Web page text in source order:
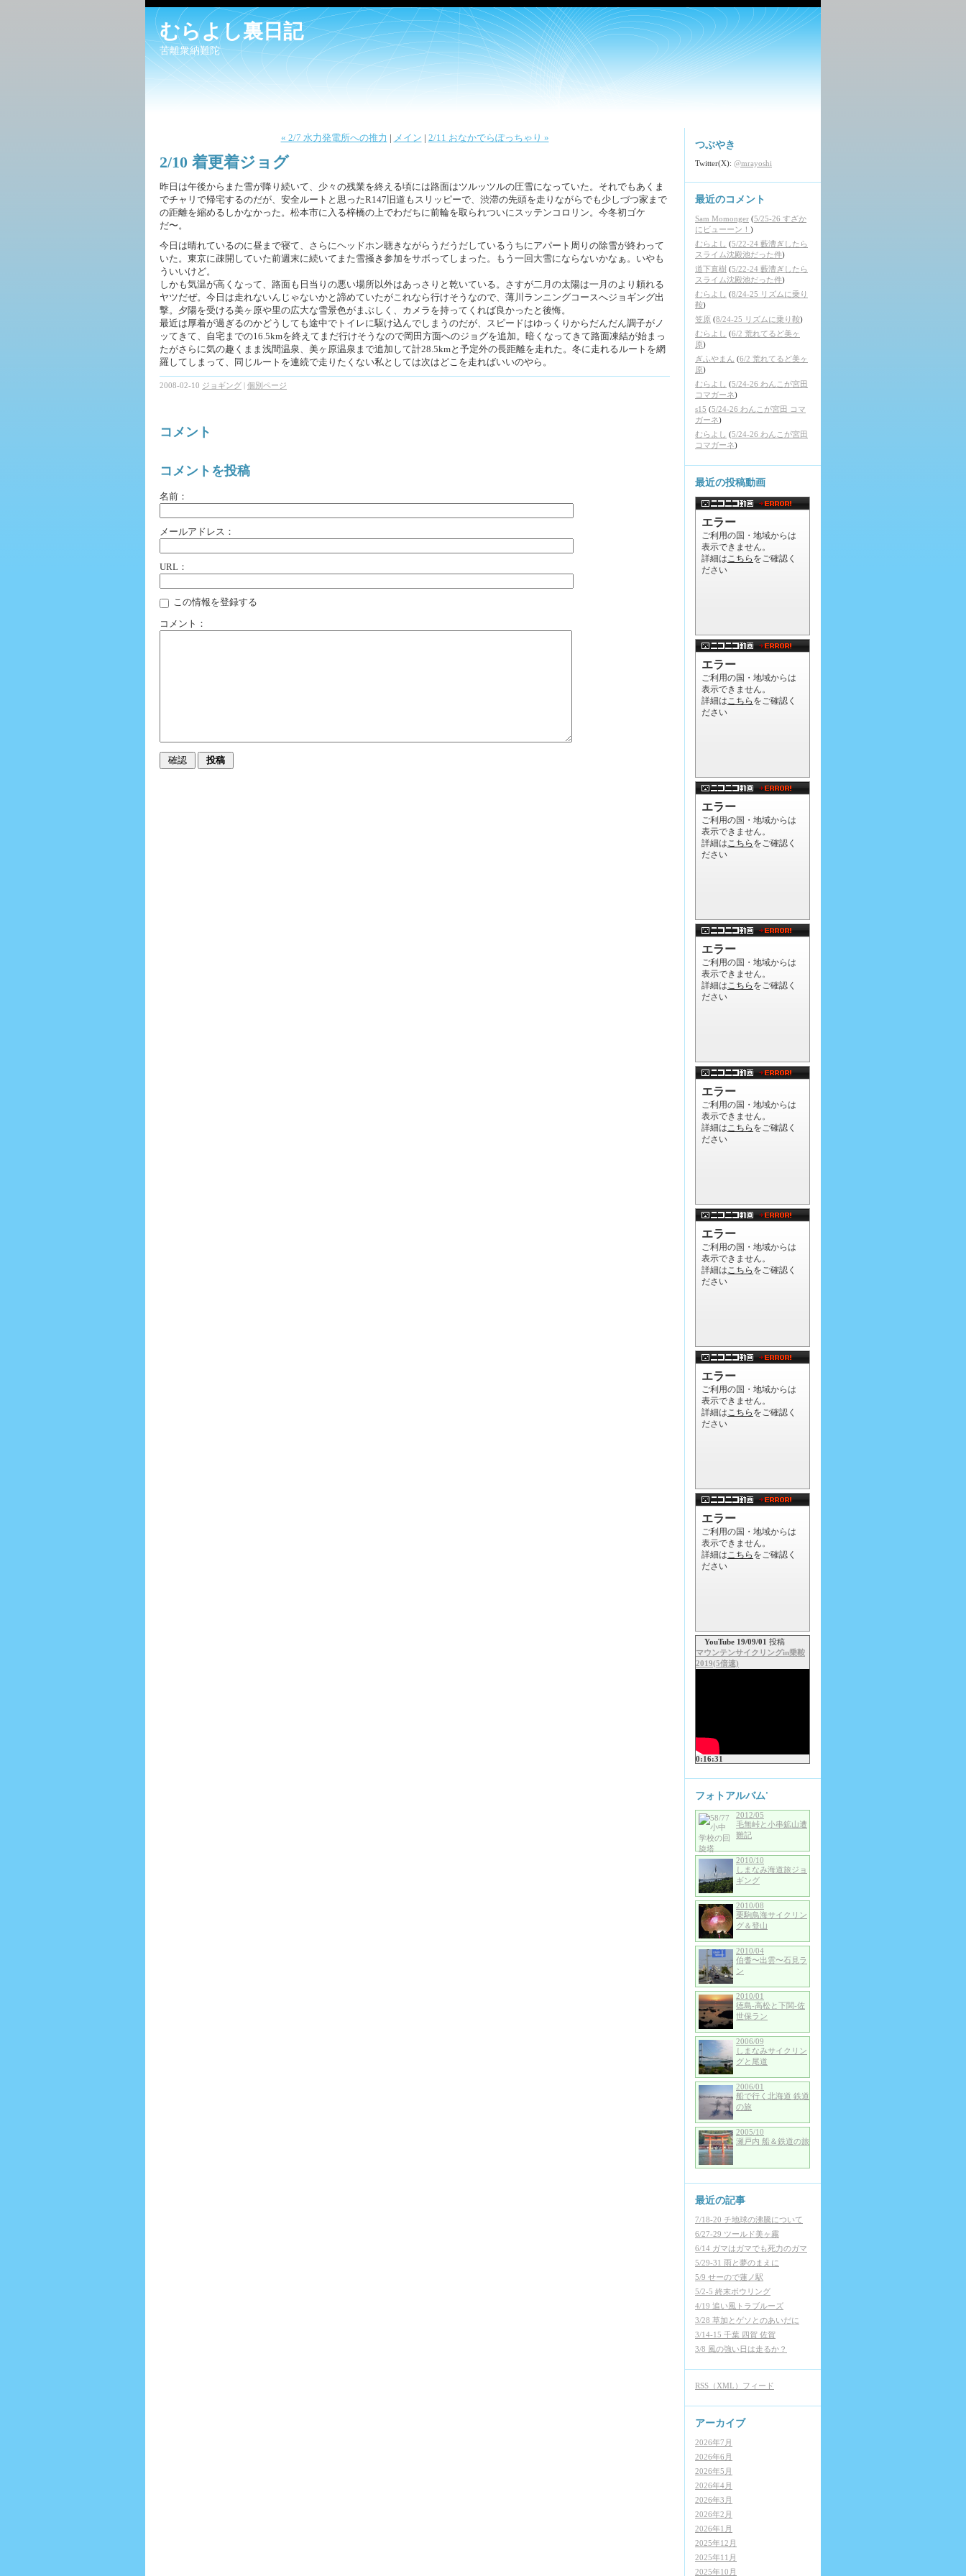
むらよし裏日記
苦離衆納難陀
« 2/7 水力発電所への推力 | メイン | 2/11 おなかでらぽっちゃり »
2/10 着更着ジョグ
昨日は午後からまた雪が降り続いて、少々の残業を終える頃には路面はツルッツルの圧雪になっていた。それでもあくま
でチャリで帰宅するのだが、安全ルートと思ったR147旧道もスリッピーで、渋滞の先頭を走りながらでも少しづつ家まで
の距離を縮めるしかなかった。松本市に入る梓橋の上でわだちに前輪を取られついにスッテンコロリン。今冬初ゴケ
だ〜。
今日は晴れているのに昼まで寝て、さらにヘッドホン聴きながらうだうだしているうちにアパート周りの除雪が終わって
いた。東京に疎開していた前週末に続いてまた雪掻き参加をサボってしまった。もう一回大雪にならないかなぁ。いやも
ういいけど。
しかも気温が高くなって、路面も日当りの悪い場所以外はあっさりと乾いている。さすが二月の太陽は一月のより頼れる
ヤツだぜ。今日は走れないんじゃないかと諦めていたがこれなら行けそうなので、薄川ランニングコースへジョギング出
撃。夕陽を受ける美ヶ原や里の広大な雪景色がまぶしく、カメラを持ってくれば良かったと後悔。
最近は厚着が過ぎるのかどうしても途中でトイレに駆け込んでしまうのだが、スピードはゆっくりからだんだん調子がノ
ッてきて、自宅までの16.5kmを終えてまだ行けそうなので岡田方面へのジョグを追加。暗くなってきて路面凍結が始まっ
たがさらに気の趣くまま浅間温泉、美ヶ原温泉まで追加して計28.5kmと予定外の長距離を走れた。冬に走れるルートを網
羅してしまって、同じルートを連続で走りたくない私としては次はどこを走ればいいのやら。
2008-02-10 ジョギング | 個別ページ
コメント
コメントを投稿
名前：
メールアドレス：
URL：
この情報を登録する
コメント：
つぶやき
Twitter(X): @mrayoshi
最近のコメント
Sam Momonger (5/25-26 すざか
にビューーン！ )
むらよし (5/22-24 藪漕ぎしたら
スライム沈殿池だった件)
道下直樹 (5/22-24 藪漕ぎしたら
スライム沈殿池だった件)
むらよし (8/24-25 リズムに乗り
鞍)
笠原 (8/24-25 リズムに乗り鞍)
むらよし (6/2 荒れてるど美ヶ
原)
ぎふやまん (6/2 荒れてるど美ヶ
原)
むらよし (5/24-26 わんこが宮田
コマガーネ)
s15 (5/24-26 わんこが宮田 コマ
ガーネ)
むらよし (5/24-26 わんこが宮田
コマガーネ)
最近の投稿動画
YouTube 19/09/01 投稿
マウンテンサイクリングin乗鞍
2019(5倍速)
0:16:31
フォトアルバム'
2012/05
毛無峠と小串鉱山遭
難記
2010/10
しまなみ海道旅ジョ
ギング
2010/08
栗駒鳥海サイクリン
グ＆登山
2010/04
伯耆〜出雲〜石見ラ
ン
2010/01
徳島-高松と下関-佐
世保ラン
2006/09
しまなみサイクリン
グと尾道
2006/01
船で行く北海道 鉄道
の旅
2005/10
瀬戸内 船＆鉄道の旅
最近の記事
7/18-20 チ地球の沸騰について
6/27-29 ツールド美ヶ霧
6/14 ガマはガマでも死力のガマ
5/29-31 雨と夢のまえに
5/9 せーので蓮ノ駅
5/2-5 終末ボウリング
4/19 追い風トラブルーズ
3/28 草加とゲソとのあいだに
3/14-15 千葉 四賀 佐賀
3/8 風の強い日は走るか？
RSS（XML）フィード
アーカイブ
2026年7月
2026年6月
2026年5月
2026年4月
2026年3月
2026年2月
2026年1月
2025年12月
2025年11月
2025年10月